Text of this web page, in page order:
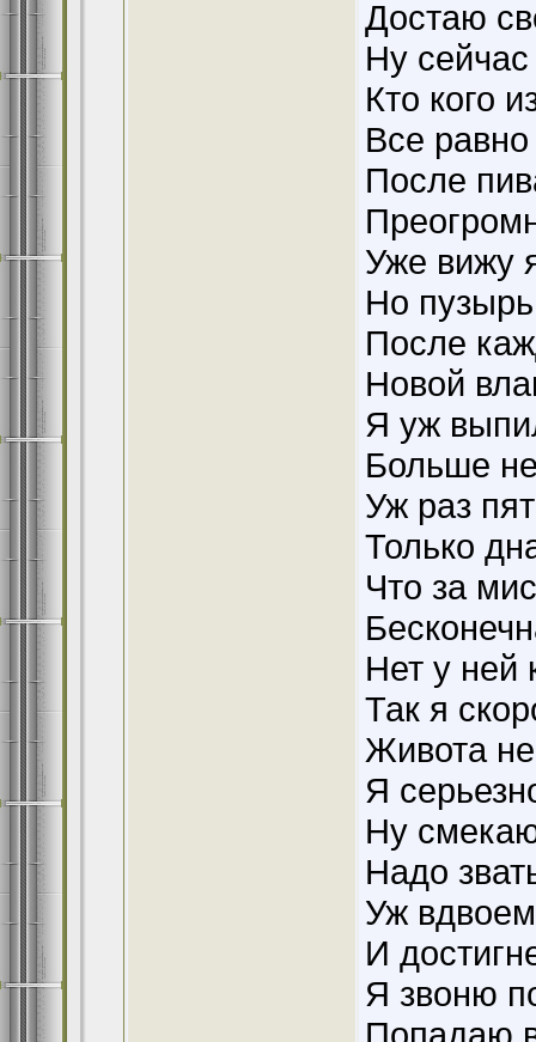
Достаю
Ну
Кто кого
Все
После
Уже вижу
Но
После
Новой
Я уж
Больше
Уж раз
Только
Что за
Нет у ней
Так я
Живота
Я
Ну
Надо
Уж
И
Я звоню